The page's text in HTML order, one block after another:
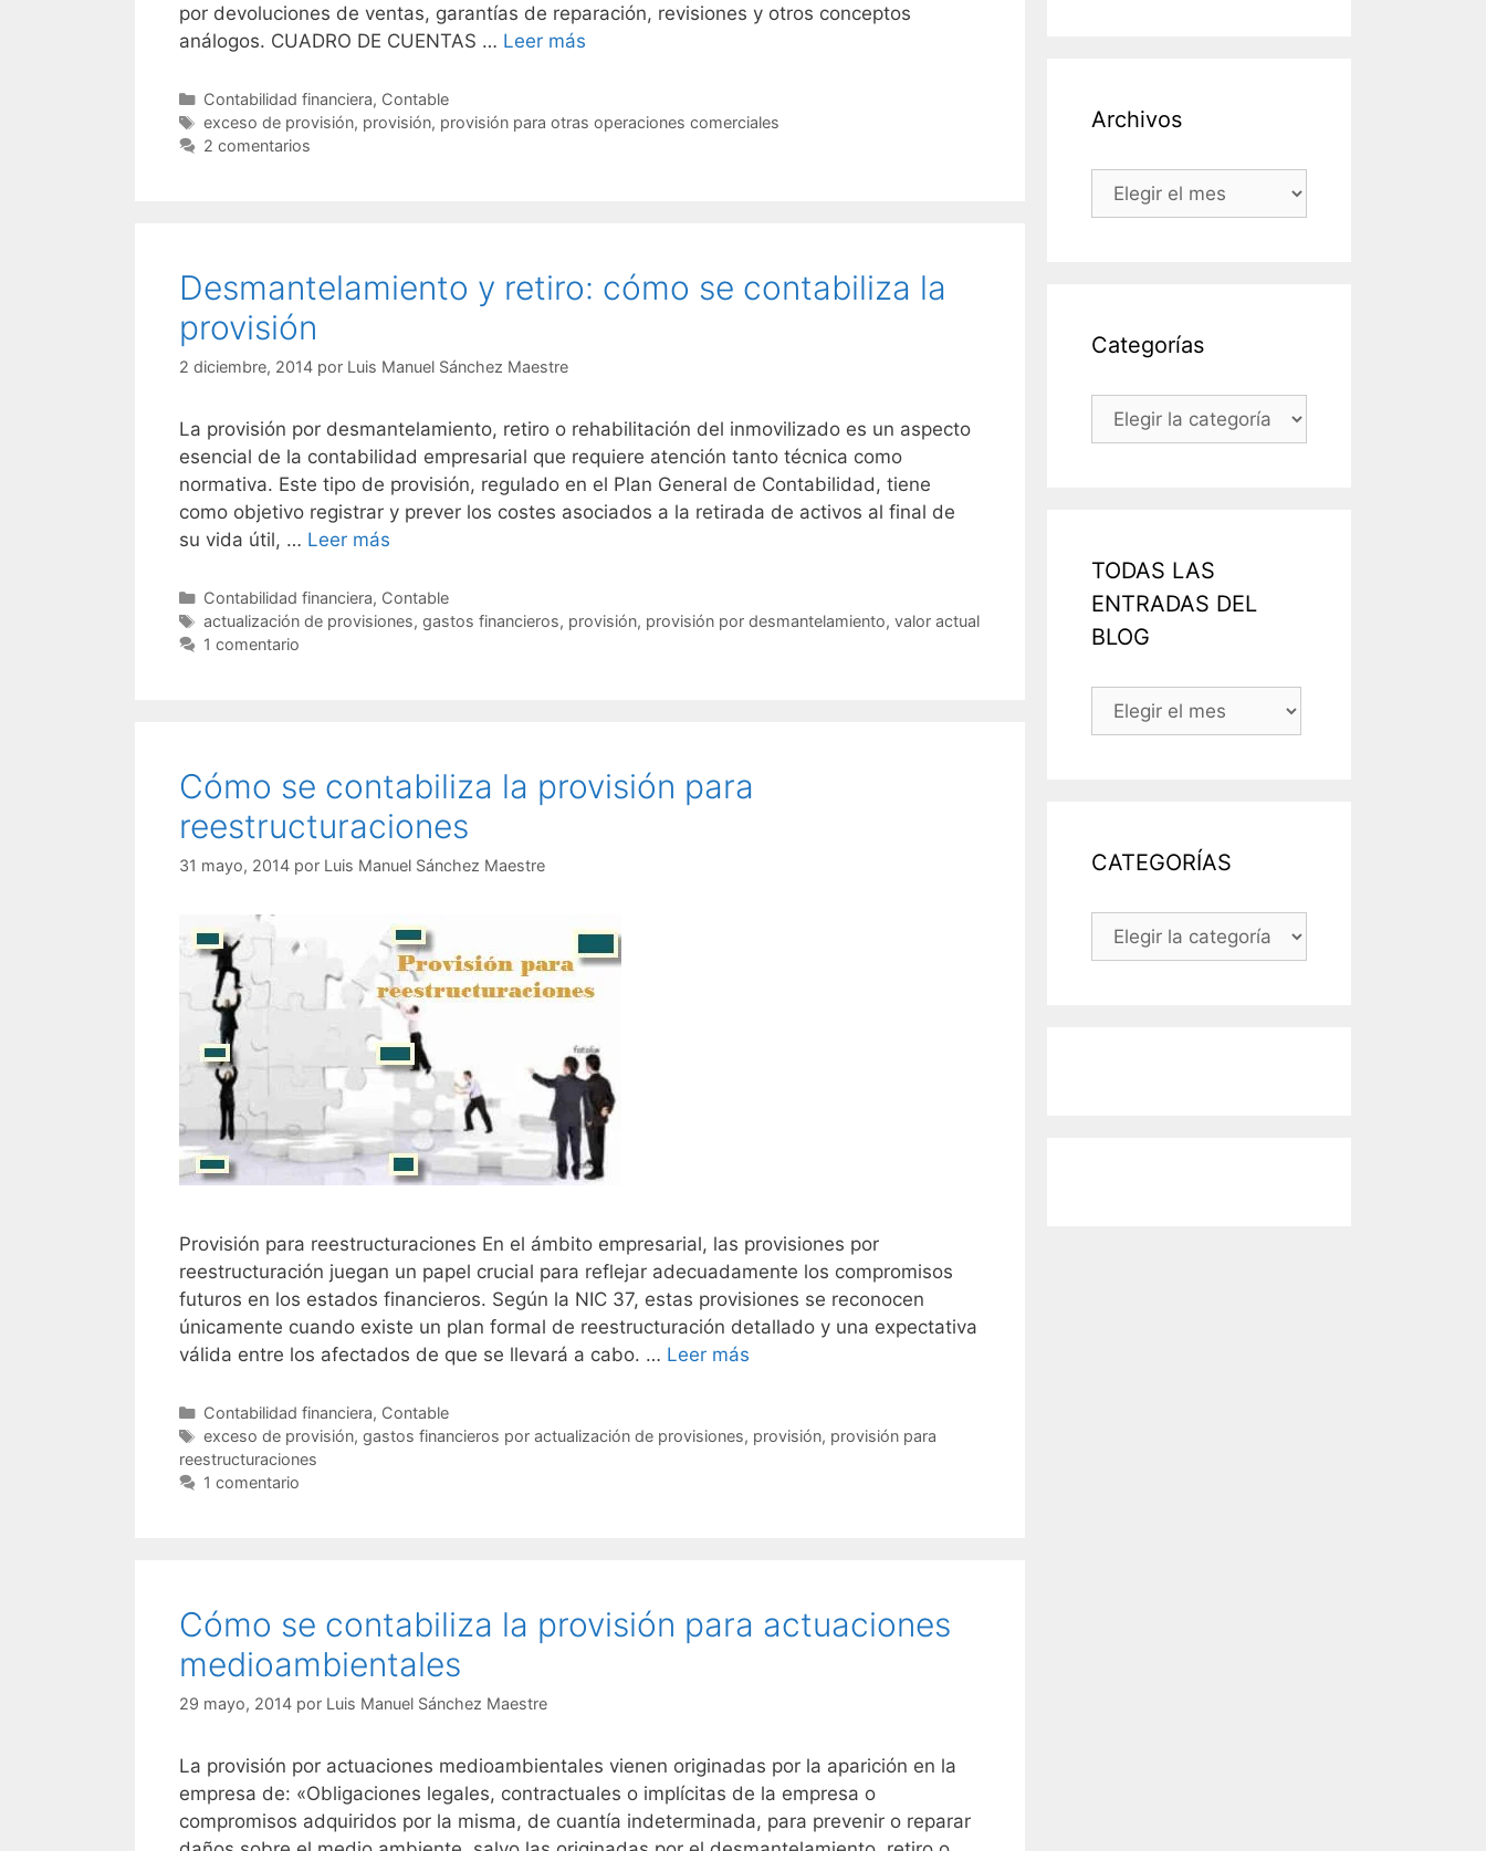
por devoluciones de ventas, garantías de reparación, revisiones y otros conceptos
análogos. CUADRO DE CUENTAS … Leer más
Categorías
Contabilidad financiera, Contable
Etiquetas
exceso de provisión, provisión, provisión para otras operaciones comerciales
2 comentarios
Desmantelamiento y retiro: cómo se contabiliza la
provisión
2 diciembre, 2014 por Luis Manuel Sánchez Maestre
La provisión por desmantelamiento, retiro o rehabilitación del inmovilizado es un aspecto
esencial de la contabilidad empresarial que requiere atención tanto técnica como
normativa. Este tipo de provisión, regulado en el Plan General de Contabilidad, tiene
como objetivo registrar y prever los costes asociados a la retirada de activos al final de
su vida útil, … Leer más
Categorías
Contabilidad financiera, Contable
Etiquetas
actualización de provisiones, gastos financieros, provisión, provisión por desmantelamiento, valor actual
1 comentario
Cómo se contabiliza la provisión para
reestructuraciones
31 mayo, 2014 por Luis Manuel Sánchez Maestre
Provisión para reestructuraciones En el ámbito empresarial, las provisiones por
reestructuración juegan un papel crucial para reflejar adecuadamente los compromisos
futuros en los estados financieros. Según la NIC 37, estas provisiones se reconocen
únicamente cuando existe un plan formal de reestructuración detallado y una expectativa
válida entre los afectados de que se llevará a cabo. … Leer más
Categorías
Contabilidad financiera, Contable
Etiquetas
exceso de provisión, gastos financieros por actualización de provisiones, provisión, provisión para
reestructuraciones
1 comentario
Cómo se contabiliza la provisión para actuaciones
medioambientales
29 mayo, 2014 por Luis Manuel Sánchez Maestre
La provisión por actuaciones medioambientales vienen originadas por la aparición en la
empresa de: «Obligaciones legales, contractuales o implícitas de la empresa o
compromisos adquiridos por la misma, de cuantía indeterminada, para prevenir o reparar
Archivos
Archivos
Categorías
Categorías
TODAS LAS
ENTRADAS DEL
BLOG
TODAS
CATEGORÍAS
CATEGORÍAS